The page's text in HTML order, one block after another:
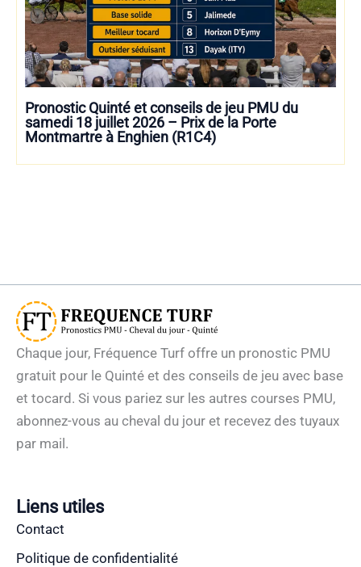
Pronostic Quinté et conseils de jeu PMU du
samedi 18 juillet 2026 – Prix de la Porte
Montmartre à Enghien (R1C4)
Chaque jour, Fréquence Turf offre un pronostic PMU
gratuit pour le Quinté et des conseils de jeu avec base
et tocard. Si vous pariez sur les autres courses PMU,
abonnez-vous au cheval du jour et recevez des tuyaux
par mail.
Liens utiles
Contact
Politique de confidentialité